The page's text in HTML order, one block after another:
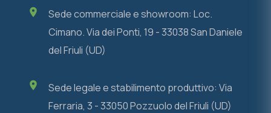
Sede commerciale e showroom: Loc.
Cimano. Via dei Ponti, 19 - 33038 San Daniele
del Friuli (UD)
Sede legale e stabilimento produttivo: Via
Ferraria, 3 - 33050 Pozzuolo del Friuli (UD)